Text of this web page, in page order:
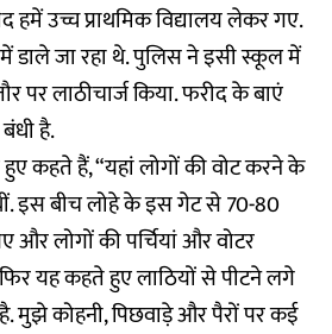
हमें उच्च प्राथमिक विद्यालय लेकर गए.
डाले जा रहा थे. पुलिस ने इसी स्कूल में
पर लाठीचार्ज किया. फरीद के बाएं
है.
कहते हैं, “यहां लोगों की वोट करने के
इस बीच लोहे के इस गेट से 70-80
लोगों की पर्चियां और वोटर
यह कहते हुए लाठियों से पीटने लगे
है. मुझे कोहनी, पिछवाड़े और पैरों पर कई